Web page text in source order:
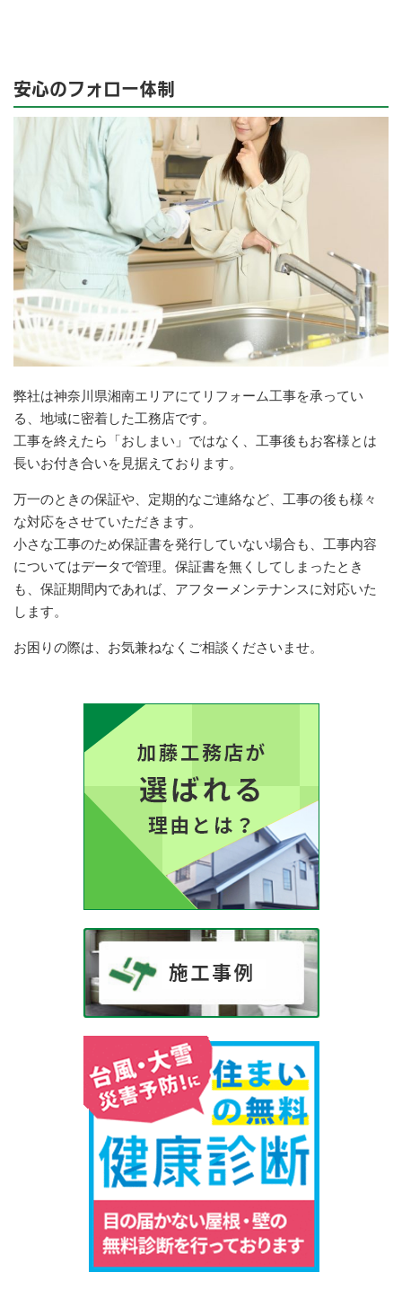
安心のフォロー体制
弊社は神奈川県湘南エリアにてリフォーム工事を承ってい
る、地域に密着した工務店です。
工事を終えたら「おしまい」ではなく、工事後もお客様とは
長いお付き合いを見据えております。
万一のときの保証や、定期的なご連絡など、工事の後も様々
な対応をさせていただきます。
小さな工事のため保証書を発行していない場合も、工事内容
についてはデータで管理。保証書を無くしてしまったとき
も、保証期間内であれば、アフターメンテナンスに対応いた
します。
お困りの際は、お気兼ねなくご相談くださいませ。